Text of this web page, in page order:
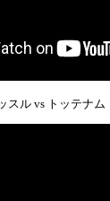
スル vs トッテナ